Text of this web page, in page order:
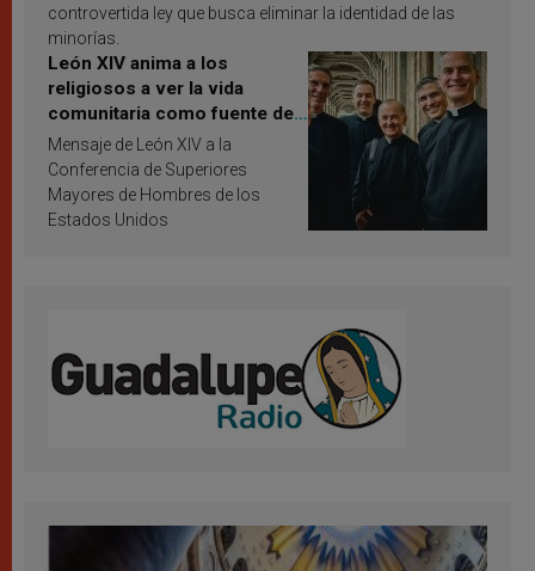
controvertida ley que busca eliminar la identidad de las
minorías.
León XIV anima a los
religiosos a ver la vida
comunitaria como fuente de
inspiración y santificación
Mensaje de León XIV a la
Conferencia de Superiores
Mayores de Hombres de los
Estados Unidos